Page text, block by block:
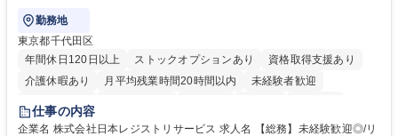
勤務地
東京都千代田区
年間休日120日以上
ストックオプションあり
資格取得支援あり
介護休暇あり
月平均残業時間20時間以内
未経験者歓迎
住宅手当あり
完全週休2日制
交通費支給 駅近5分以内 土日祝休み 服装自由
仕事の内容
企業名 株式会社日本レジストリサービス 求人名 【総務】未経験歓迎◎/リ